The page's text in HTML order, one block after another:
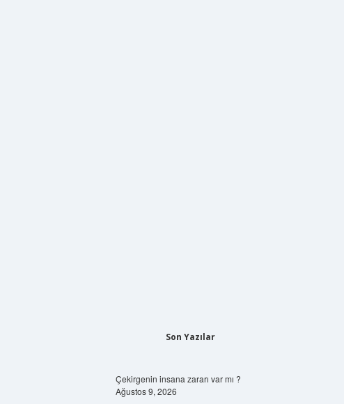
Son Yazılar
Çekirgenin insana zararı var mı ?
Ağustos 9, 2026